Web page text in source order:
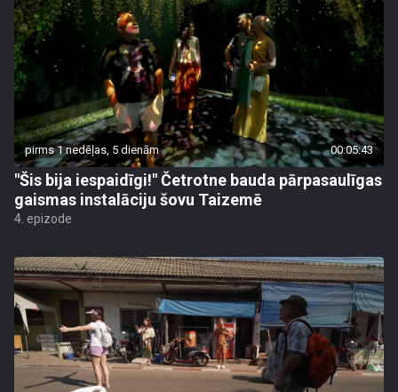
pirms 1 nedēļas, 5 dienām 00:05:43
"Šis bija iespaidīgi!" Četrotne bauda pārpasaulīgas
gaismas instalāciju šovu Taizemē
4. epizode